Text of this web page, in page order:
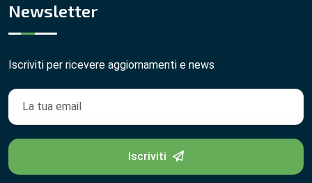
Newsletter
Iscriviti per ricevere aggiornamenti e news
Iscriviti